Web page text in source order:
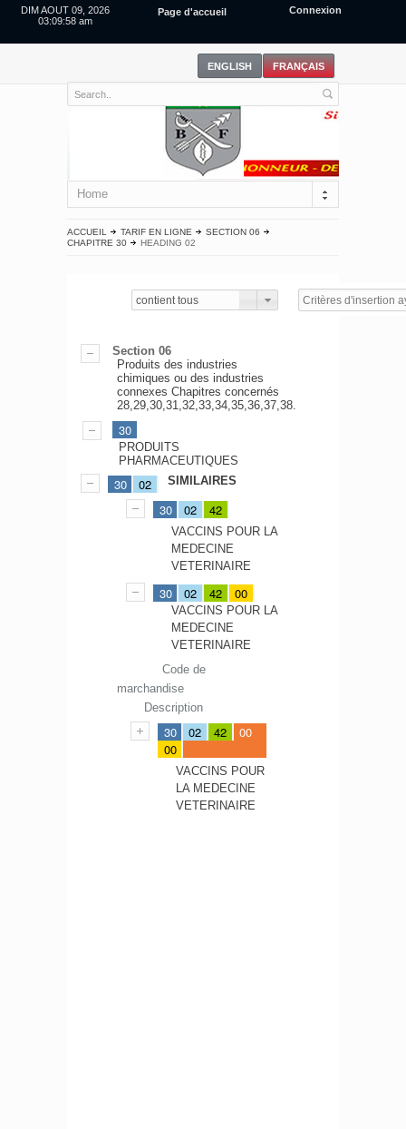
DIM AOUT 09, 2026
03:09:58 am
Page d'accueil Connexion
Home
ACCUEIL TARIF EN LIGNE
SECTION 06
CHAPITRE 30
HEADING 02
contient tous
Section 06
Produits des industries
chimiques ou des industries
connexes Chapitres concernés
28,29,30,31,32,33,34,35,36,37,38.
30
PRODUITS
PHARMACEUTIQUES
30 02 SIMILAIRES
30 02 42
VACCINS POUR LA
MEDECINE
VETERINAIRE
30 02 42 00
VACCINS POUR LA
MEDECINE
VETERINAIRE
Code de
marchandise
Description
30 02
42
00
00
VACCINS POUR
LA MEDECINE
VETERINAIRE